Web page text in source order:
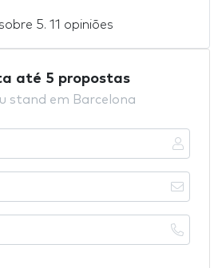
5. 11 opiniões
até 5 propostas
stand em Barcelona